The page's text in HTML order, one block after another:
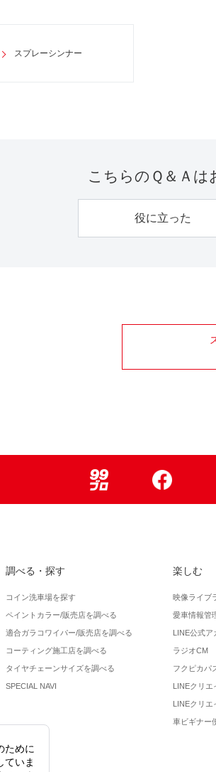
スプレーシンナー
こちらのＱ＆Ａは
役に立った
調べる・探す
コイン洗車場を探す
ペイントカラー/販売店を調べる
適合ガラコワイパー/販売店を調べる
コーティング施工店を調べる
タイヤチェーンサイズを調べる
SPECIAL NAVI
楽しむ
映像ライブ
愛車情報管
LINE公式ア
ラジオCM
フクピカパ
LINEクリエ
LINEクリエ
車ビギナー